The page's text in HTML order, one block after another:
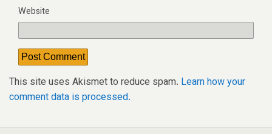
Website
This site uses Akismet to reduce spam. Learn how your
comment data is processed.